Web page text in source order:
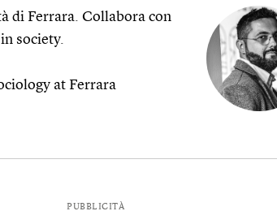
di Ferrara. Collabora con
society.
at Ferrara
PUBBLICITÀ